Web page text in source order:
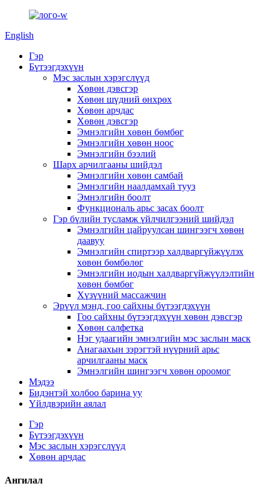
English
Гэр
Бүтээгдэхүүн
Мэс заслын хэрэгслүүд
Хөвөн дэвсгэр
Хөвөн шүдний өнхрөх
Хөвөн арчдас
Хөвөн дэвсгэр
Эмнэлгийн хөвөн бөмбөг
Эмнэлгийн хөвөн ноос
Эмнэлгийн бээлий
Шарх арчилгааны шийдэл
Эмнэлгийн хөвөн самбай
Эмнэлгийн наалдамхай тууз
Эмнэлгийн боолт
Функциональ арьс засах боолт
Гэр бүлийн тусламж үйлчилгээний шийдэл
Эмнэлгийн цайруулсан шингээгч хөвөн
даавуу
Эмнэлгийн спиртээр халдваргүйжүүлэх
хөвөн бөмбөлөг
Эмнэлгийн иодын халдваргүйжүүлэлтийн
хөвөн бөмбөг
Хүзүүний массажчин
Эрүүл мэнд, гоо сайхны бүтээгдэхүүн
Гоо сайхны бүтээгдэхүүн хөвөн дэвсгэр
Хөвөн салфетка
Нэг удаагийн эмнэлгийн мэс заслын маск
Анагаахын зэрэгтэй нүүрний арьс
арчилгааны маск
Эмнэлгийн шингээгч хөвөн ороомог
Мэдээ
Бидэнтэй холбоо барина уу
Үйлдвэрийн аялал
Гэр
Бүтээгдэхүүн
Мэс заслын хэрэгслүүд
Хөвөн арчдас
Ангилал